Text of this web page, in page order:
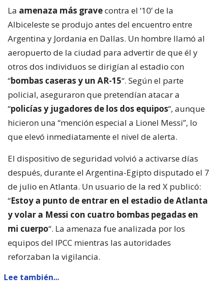
La amenaza más gravecontra el ‘10’ de la
Albiceleste se produjo antes del encuentro entre
Argentina y Jordania en Dallas. Un hombre llamó al
aeropuerto de la ciudad para advertir de que él y
otros dos individuos se dirigían al estadio con
“bombas caseras y un AR-15“. Según el parte
policial, aseguraron que pretendían atacar a
“policías y jugadores de los dos equipos“, aunque
hicieron una “mención especial a Lionel Messi”, lo
que elevó inmediatamente el nivel de alerta.
El dispositivo de seguridad volvió a activarse días
después, durante el Argentina-Egipto disputado el 7
de julio en Atlanta. Un usuario de la red X publicó:
“Estoy a punto de entrar en el estadio de Atlanta
y volar a Messi con cuatro bombas pegadas en
mi cuerpo“. La amenaza fue analizada por los
equipos del IPCC mientras las autoridades
reforzaban la vigilancia.
Lee también...